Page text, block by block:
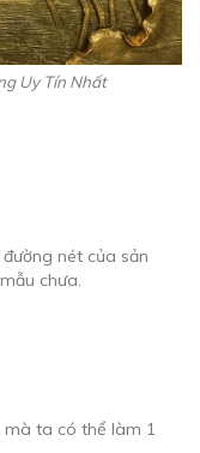
Uy Tín Nhất
nét của sản
chưa.
mà ta có thể làm 1